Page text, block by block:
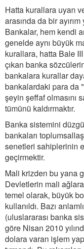
Hatta kurallara uyan
arasında da bir
Bankalar, hem kendi
genelde aynı büyük
kurallara, hatta Bale
çıkan banka
bankalara kurallar
bankalardaki para da
şeyin şeffaf olmasını
tümünü kaldırmaktır.
Banka sistemini
bankaları
senetleri sahiplerinin
geçirmektir.
Mali krizden bu yana
Devletlerin mali
temel olarak, büyük
kullanıldı. Bazı
(uluslararası banka
göre Nisan 2010
dolara varan işlem